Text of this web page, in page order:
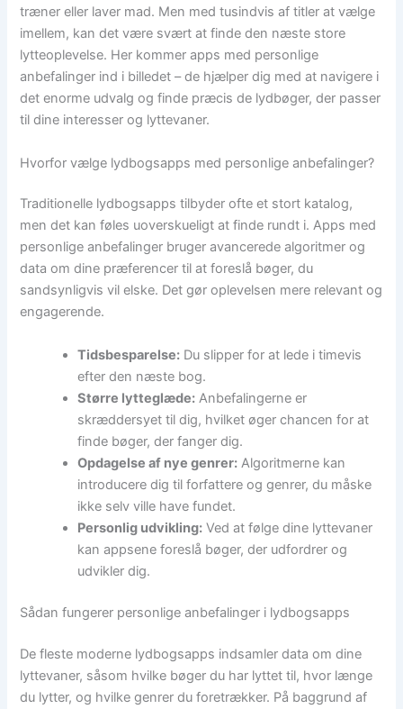
træner eller laver mad. Men med tusindvis af titler at vælge
imellem, kan det være svært at finde den næste store
lytteoplevelse. Her kommer apps med personlige
anbefalinger ind i billedet – de hjælper dig med at navigere i
det enorme udvalg og finde præcis de lydbøger, der passer
til dine interesser og lyttevaner.
Hvorfor vælge lydbogsapps med personlige anbefalinger?
Traditionelle lydbogsapps tilbyder ofte et stort katalog,
men det kan føles uoverskueligt at finde rundt i. Apps med
personlige anbefalinger bruger avancerede algoritmer og
data om dine præferencer til at foreslå bøger, du
sandsynligvis vil elske. Det gør oplevelsen mere relevant og
engagerende.
Tidsbesparelse: Du slipper for at lede i timevis
efter den næste bog.
Større lytteglæde: Anbefalingerne er
skræddersyet til dig, hvilket øger chancen for at
finde bøger, der fanger dig.
Opdagelse af nye genrer: Algoritmerne kan
introducere dig til forfattere og genrer, du måske
ikke selv ville have fundet.
Personlig udvikling: Ved at følge dine lyttevaner
kan appsene foreslå bøger, der udfordrer og
udvikler dig.
Sådan fungerer personlige anbefalinger i lydbogsapps
De fleste moderne lydbogsapps indsamler data om dine
lyttevaner, såsom hvilke bøger du har lyttet til, hvor længe
du lytter, og hvilke genrer du foretrækker. På baggrund af